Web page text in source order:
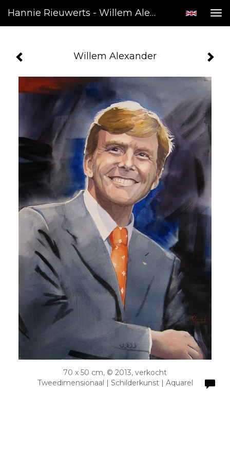
Hannie Rieuwerts - Willem Alexander
Willem Alexander
70 x 50 cm, © 2013, verkocht
Tweedimensionaal | Schilderkunst | Aquarel